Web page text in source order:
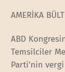
AMERİKA
ABD
Temsilciler
Parti’nin